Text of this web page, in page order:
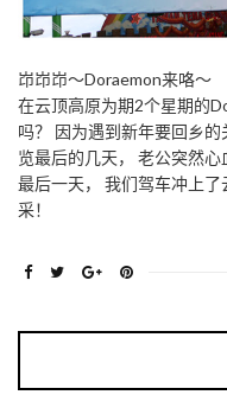
岇岇岇～Doraemon来咯～
在云顶高原为期2个星期的
吗？ 因为遇到新年要回乡
览最后的几天， 老公突然
最后一天， 我们驾车冲上
采！